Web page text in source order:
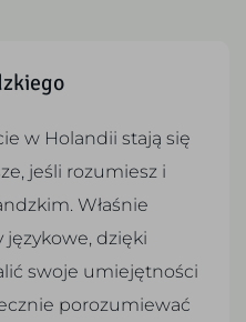
w Holandii stają się
jeśli rozumiesz i
Właśnie
dzięki
swoje umiejętności
porozumiewać